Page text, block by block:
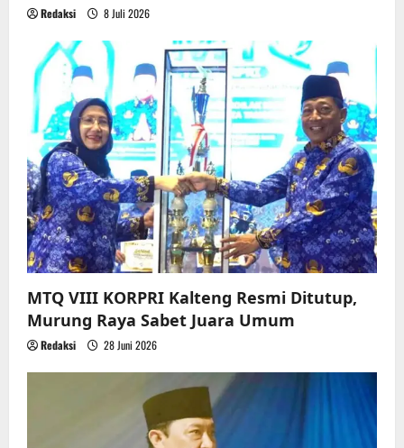
Redaksi 8 Juli 2026
MTQ VIII KORPRI Kalteng Resmi Ditutup,
Murung Raya Sabet Juara Umum
Redaksi 28 Juni 2026